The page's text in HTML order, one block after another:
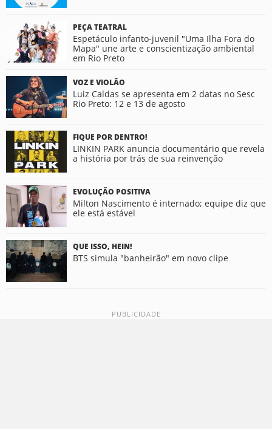
PEÇA TEATRAL
Espetáculo infanto-juvenil "Uma Ilha Fora do
Mapa" une arte e conscientização ambiental
em Rio Preto
VOZ E VIOLÃO
Luiz Caldas se apresenta em 2 datas no Sesc
Rio Preto: 12 e 13 de agosto
FIQUE POR DENTRO!
LINKIN PARK anuncia documentário que revela
a história por trás de sua reinvenção
EVOLUÇÃO POSITIVA
Milton Nascimento é internado; equipe diz que
ele está estável
QUE ISSO, HEIN!
BTS simula "banheirão" em novo clipe